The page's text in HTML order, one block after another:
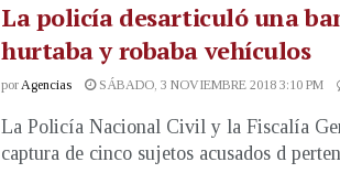
La policía desarticuló una
hurtaba y robaba vehículos
porAgencias SÁBADO, 3 NOVIEMBRE 2018 3:10 PM
La Policía Nacional Civil y la Fiscalía
captura de cinco sujetos acusados d